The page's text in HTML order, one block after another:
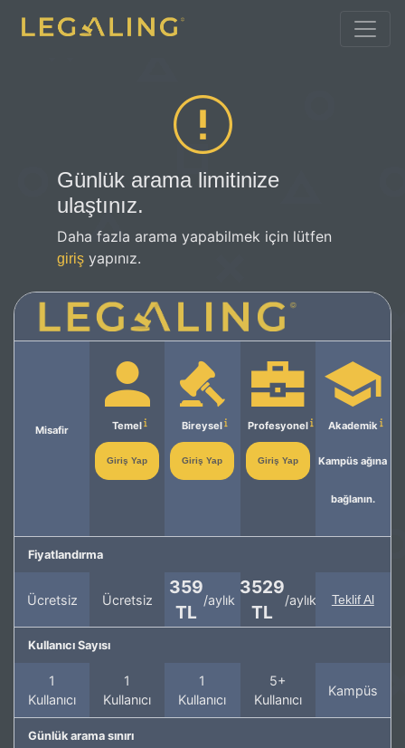
Günlük arama limitinize
ulaştınız.
Daha fazla arama yapabilmek için lütfen
giriş yapınız.
Misafir Temel
Giriş Yap
Bireysel
Giriş Yap
Profesyonel
Giriş Yap
Akademik
Kampüs ağına
bağlanın.
Fiyatlandırma
Ücretsiz Ücretsiz
359
TL
/aylık
3529
TL
/aylık Teklif Al
Kullanıcı Sayısı
1
Kullanıcı
1
Kullanıcı
1
Kullanıcı
5+
Kullanıcı
Kampüs
Günlük arama sınırı